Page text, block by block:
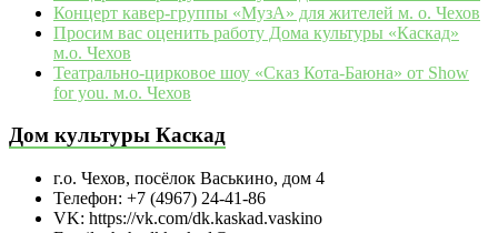
Концерт кавер-группы «МузА» для жителей м. о. Чехов
Просим вас оценить работу Дома культуры «Каскад»
м.о. Чехов
Театрально‑цирковое шоу «Сказ Кота‑Баюна» от Show
for you. м.о. Чехов
Дом культуры Каскад
г.о. Чехов, посёлок Васькино, дом 4
Телефон: +7 (4967) 24-41-86
VK: https://vk.com/dk.kaskad.vaskino